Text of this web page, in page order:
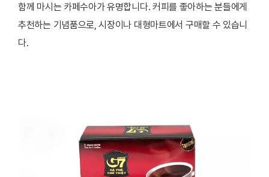
함께 마시는 카페수아가 유명합니다. 커피를 좋아하는 분들에게
추천하는 기념품으로, 시장이나 대형마트에서 구매할 수 있습니
다.